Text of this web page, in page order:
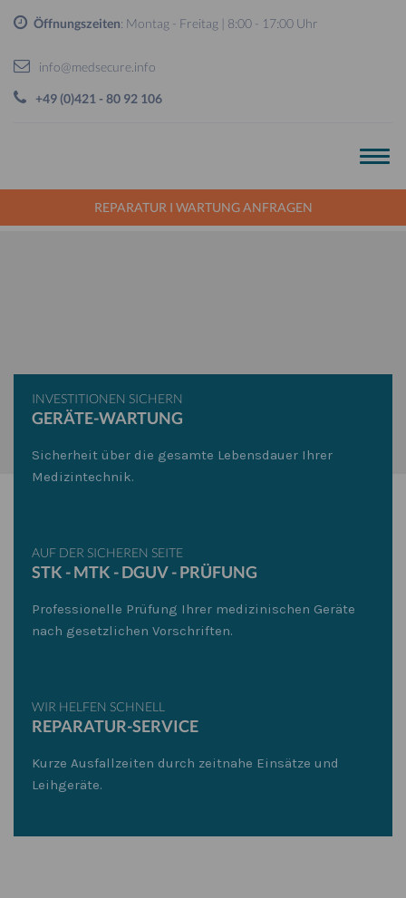
Öffnungszeiten: Montag - Freitag | 8:00 - 17:00 Uhr
info@medsecure.info
+49 (0)421 - 80 92 106
REPARATUR I WARTUNG ANFRAGEN
INVESTITIONEN SICHERN
GERÄTE-WARTUNG
Sicherheit über die gesamte Lebensdauer Ihrer
Medizintechnik.
AUF DER SICHEREN SEITE
STK - MTK - DGUV - PRÜFUNG
Professionelle Prüfung Ihrer medizinischen Geräte
nach gesetzlichen Vorschriften.
WIR HELFEN SCHNELL
REPARATUR-SERVICE
Kurze Ausfallzeiten durch zeitnahe Einsätze und
Leihgeräte.